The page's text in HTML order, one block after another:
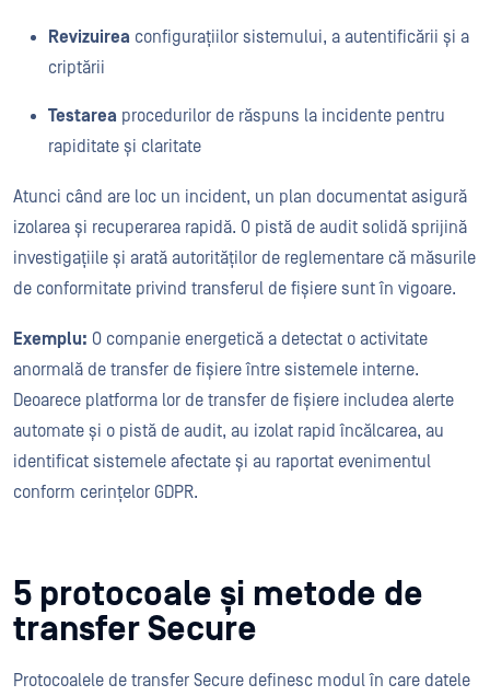
Revizuirea configurațiilor sistemului, a autentificării și a
criptării
Testarea procedurilor de răspuns la incidente pentru
rapiditate și claritate
Atunci când are loc un incident, un plan documentat asigură
izolarea și recuperarea rapidă. O pistă de audit solidă sprijină
investigațiile și arată autorităților de reglementare că măsurile
de conformitate privind transferul de fișiere sunt în vigoare.
Exemplu: O companie energetică a detectat o activitate
anormală de transfer de fișiere între sistemele interne.
Deoarece platforma lor de transfer de fișiere includea alerte
automate și o pistă de audit, au izolat rapid încălcarea, au
identificat sistemele afectate și au raportat evenimentul
conform cerințelor GDPR.
5 protocoale și metode de
transfer Secure
Protocoalele de transfer Secure definesc modul în care datele